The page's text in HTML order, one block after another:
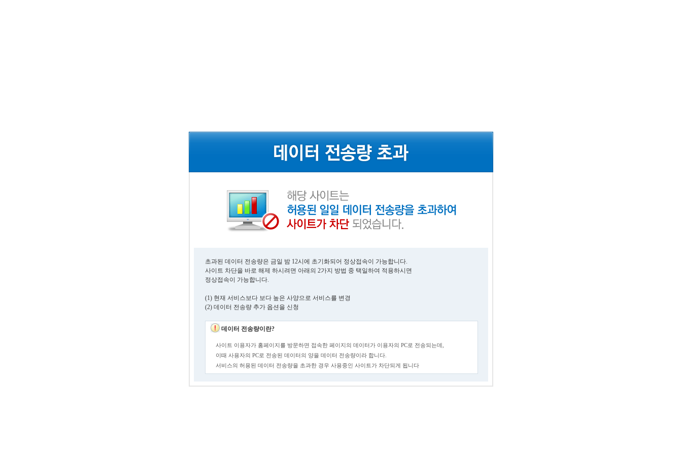
초과된 데이터 전송량은 금일 밤 12시에 초기화되어 정상접속이 가능합니다.
사이트 차단을 바로 해제 하시려면 아래의 2가지 방법 중 택일하여 적용하시면
정상접속이 가능합니다.
(1) 현재 서비스보다 보다 높은 사양으로 서비스를 변경
(2) 데이터 전송량 추가 옵션을 신청
데이터 전송량이란?
사이트 이용자가 홈페이지를 방문하면 접속한 페이지의 데이터가 이용자의 PC로 전송되는데,
이때 사용자의 PC로 전송된 데이터의 양을 데이터 전송량이라 합니다.
서비스의 허용된 데이터 전송량을 초과한 경우 사용중인 사이트가 차단되게 됩니다